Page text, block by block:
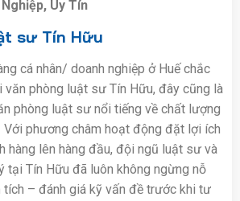
Uy Tín
sư Tín Hữu
cá nhân/ doanh nghiệp ở Huế chắc
văn phòng luật sư Tín Hữu, đây cũng là
phòng luật sư nổi tiếng về chất lượng
phương châm hoạt động đặt lợi ích
hàng lên hàng đầu, đội ngũ luật sư và
tại Tín Hữu đã luôn không ngừng nỗ
tích – đánh giá kỹ vấn đề trước khi tư